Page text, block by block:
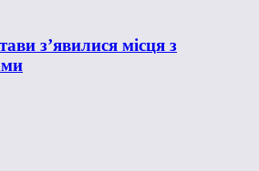
з’явилися місця з